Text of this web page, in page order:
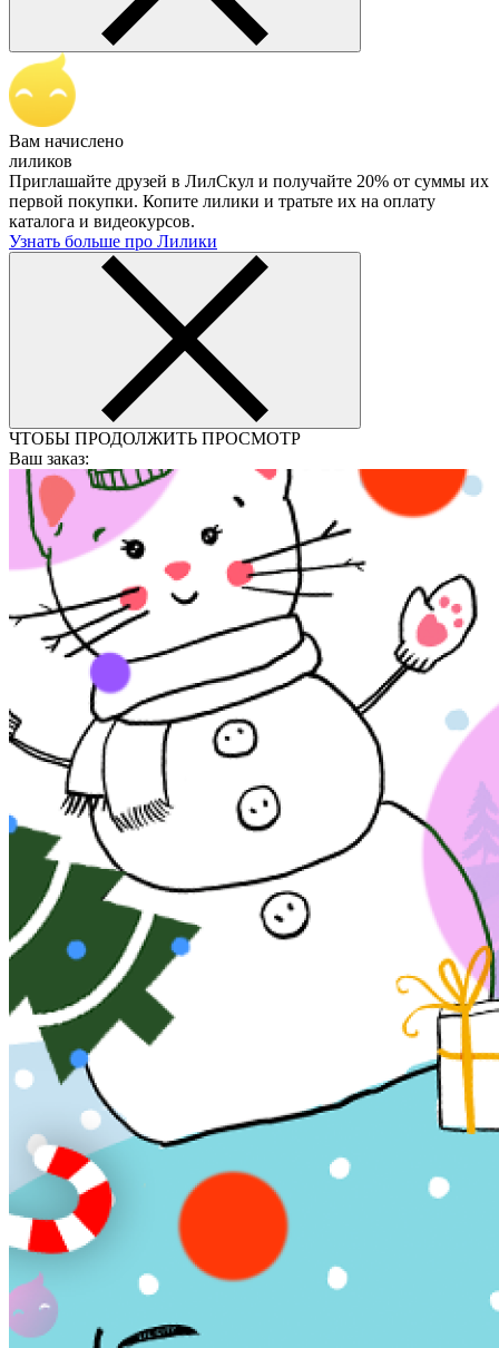
Вам начислено
лиликов
Приглашайте друзей в ЛилСкул и получайте 20% от суммы их
первой покупки. Копите лилики и тратьте их на оплату
каталога и видеокурсов.
Узнать больше про Лилики
ЧТОБЫ ПРОДОЛЖИТЬ ПРОСМОТР
Ваш заказ: